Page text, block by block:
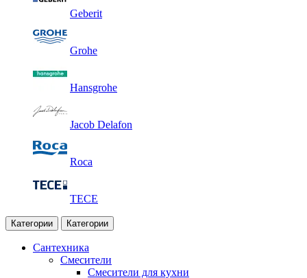
Geberit
Grohe
Hansgrohe
Jacob Delafon
Roca
TECE
Категории Категории
Сантехника
Смесители
Смесители для кухни